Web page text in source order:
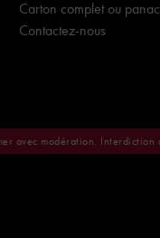
Carton complet ou
Contactez-nous
avec modération.